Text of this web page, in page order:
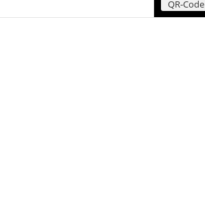
QR-Code